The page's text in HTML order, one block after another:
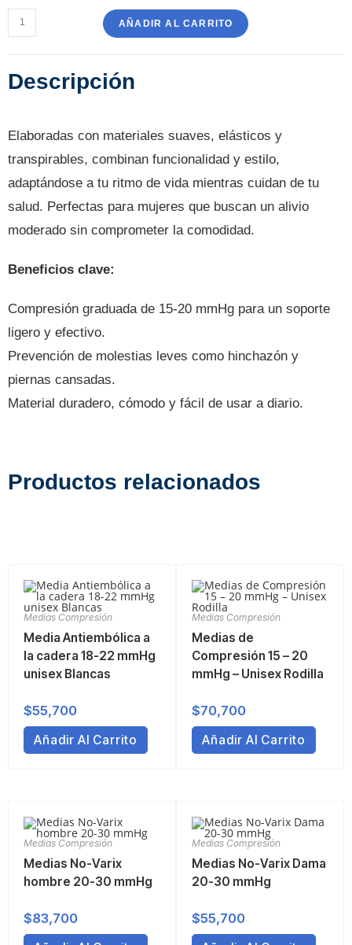
AÑADIR AL CARRITO
Descripción
Elaboradas con materiales suaves, elásticos y
transpirables, combinan funcionalidad y estilo,
adaptándose a tu ritmo de vida mientras cuidan de tu
salud. Perfectas para mujeres que buscan un alivio
moderado sin comprometer la comodidad.
Beneficios clave:
Compresión graduada de 15-20 mmHg para un soporte
ligero y efectivo.
Prevención de molestias leves como hinchazón y
piernas cansadas.
Material duradero, cómodo y fácil de usar a diario.
Productos relacionados
Medias Compresión
Media Antiembólica a
la cadera 18-22 mmHg
unisex Blancas
$55,700
Añadir Al Carrito
Medias Compresión
Medias de
Compresión 15 – 20
mmHg – Unisex Rodilla
$70,700
Añadir Al Carrito
Medias Compresión
Medias No-Varix
hombre 20-30 mmHg
$83,700
Medias Compresión
Medias No-Varix Dama
20-30 mmHg
$55,700